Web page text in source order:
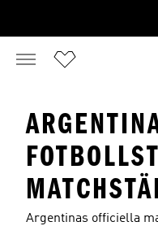
Argentinas officiella